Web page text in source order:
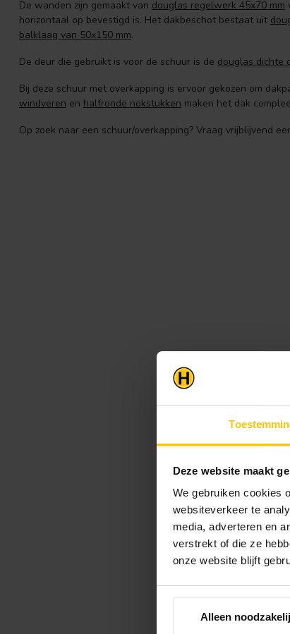
Deze website maakt
We gebruiken cookies
websiteverkeer te
media, adverteren en
verstrekt of die ze
onze website blijft
Alleen
De wanden zijn gemaakt van douglas regelwerk 45x70 mm
horizontaal op bevestigd is. Het dakbeschot bestaat uit
balklaag van 50x150 mm.
De deur die gebruikt is voor de schuur is de douglas dichte
Bij deze schuur met overkapping is ervoor gekozen om
windveren en halfronde nokstukken maken het dak
Op zoek naar een schuur/overkapping? Vraag vrijblijvend